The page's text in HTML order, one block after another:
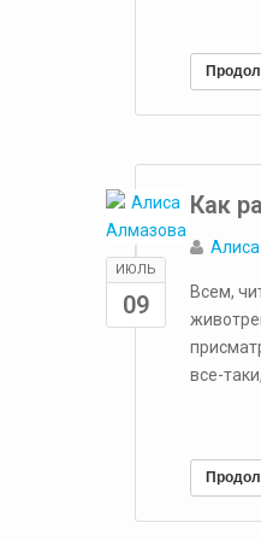
ИЮЛЬ
09
Как
Всем,
все-